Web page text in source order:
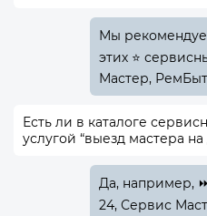
Мы
этих ⭐
Мастер,
Есть ли в каталоге
услугой “выезд мастера на
Да, например,
24, Сервис